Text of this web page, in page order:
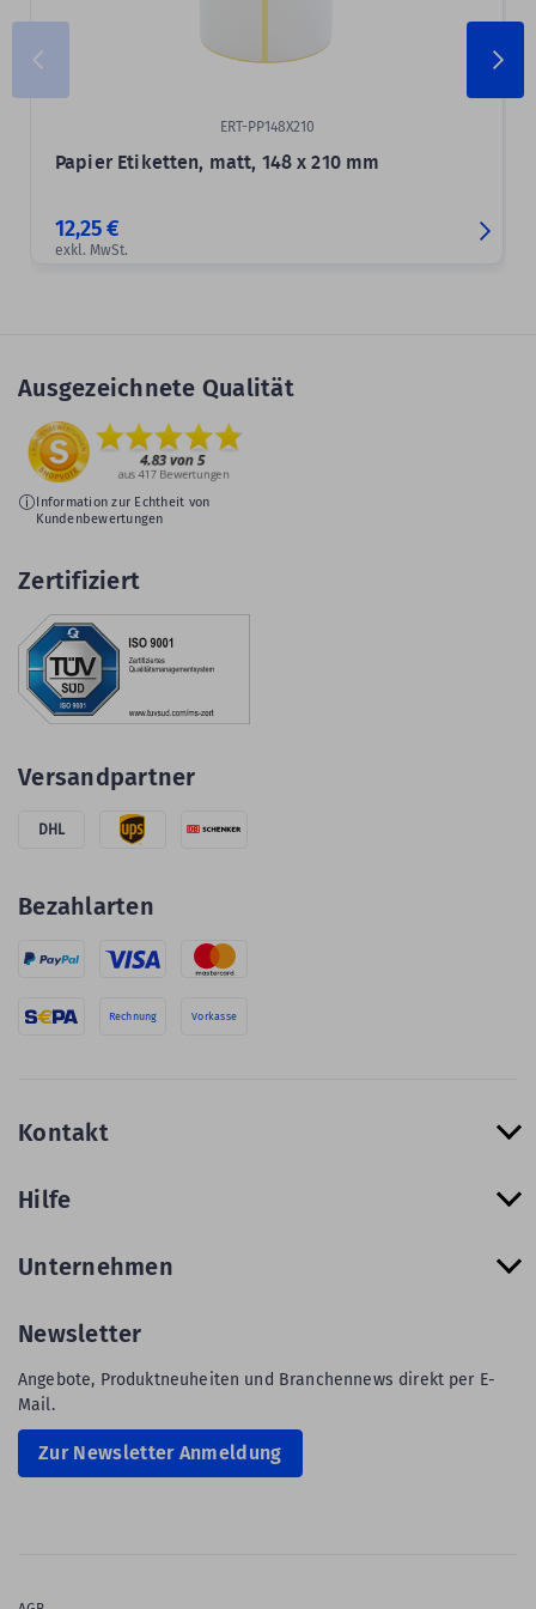
Papier Etiketten, matt, 148 x 210 mm
ERT-PP148X210
12,25 €
exkl. MwSt.
Ausgezeichnete Qualität
Information zur Echtheit von
Kundenbewertungen
Zertifiziert
Versandpartner
DHL
Bezahlarten
Rechnung Vorkasse
Kontakt
Hilfe
Unternehmen
Newsletter
Angebote, Produktneuheiten und Branchennews direkt per E-
Mail.
Zur Newsletter Anmeldung